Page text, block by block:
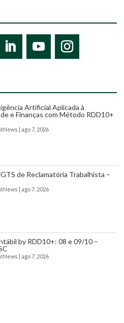
Artificial Aplicada à
e Finanças com Método RDD10+
ago 7, 2026
de Reclamatória Trabalhista –
ago 7, 2026
by RDD10+: 08 e 09/10 –
ago 7, 2026